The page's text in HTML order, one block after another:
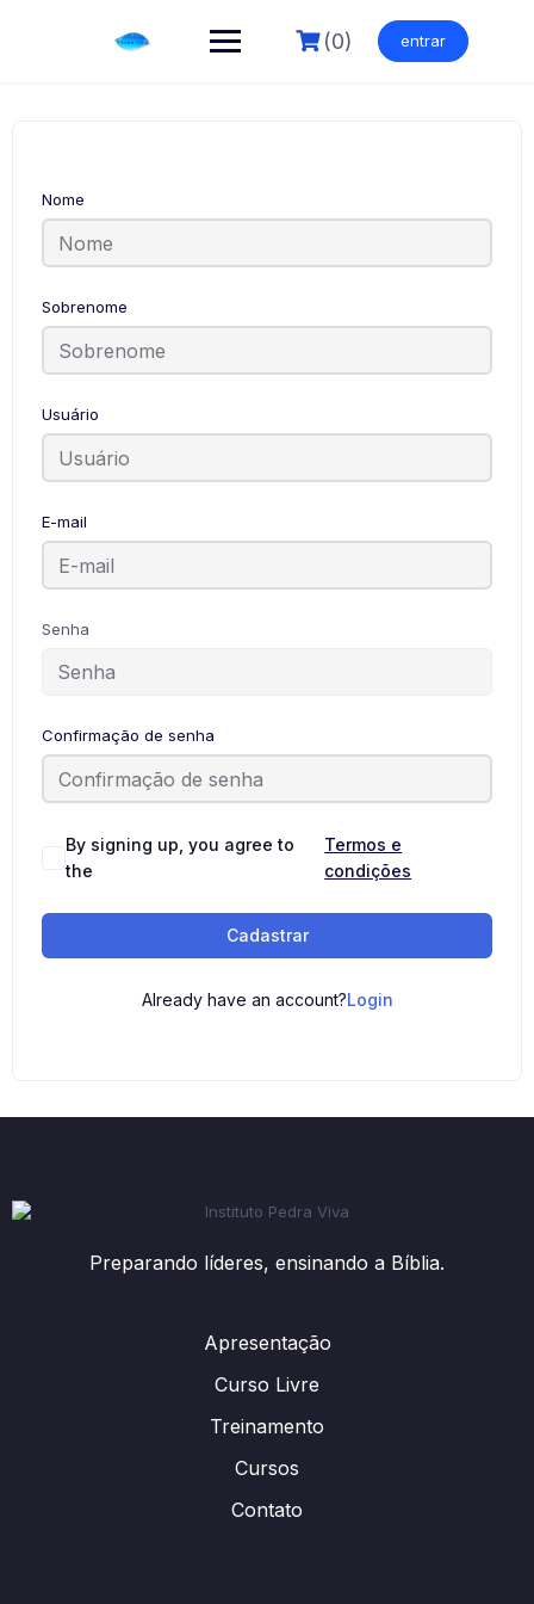
(0) entrar
Nome
Sobrenome
Usuário
E-mail
Senha
Confirmação de senha
By signing up, you agree to
the
Termos e
condições
Cadastrar
Already have an account?Login
Preparando líderes, ensinando a Bíblia.
Apresentação
Curso Livre
Treinamento
Cursos
Contato